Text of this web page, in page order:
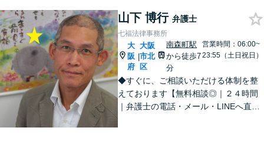
山下 博行 弁護士
七福法律事務所
大
阪
府
|
大阪
市北
区
南森町駅
から徒歩7
分
営業時間：06:00~
23:55（土日祝日）
◆すぐに、ご相談いただける体制を整
えております【無料相談◎｜２４時間
｜弁護士の電話・メール・LINEへ直通